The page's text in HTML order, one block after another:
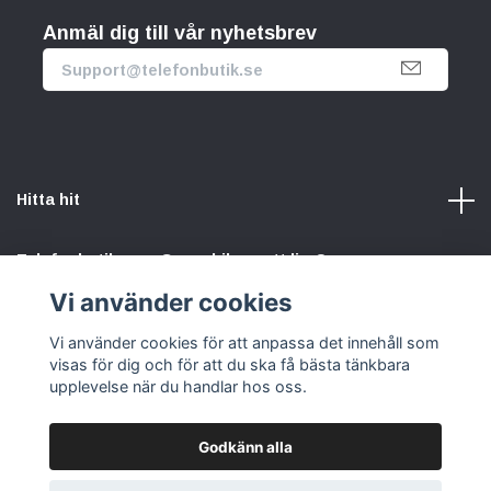
Anmäl dig till vår nyhetsbrev
Hitta hit
Telefonbutik.se – Ge mobilen nytt liv. Spara pengar.
Sociala medier
Vi använder cookies
Vi använder cookies för att anpassa det innehåll som
visas för dig och för att du ska få bästa tänkbara
upplevelse när du handlar hos oss.
Godkänn alla